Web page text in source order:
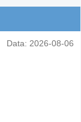
Data: 2026-08-06